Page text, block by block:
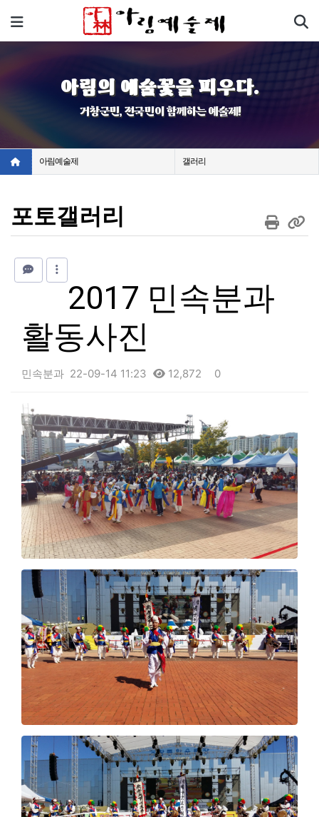
메뉴
아림의 예술꽃을 피우다.
거창군민, 전국민이 함께하는 예술제!
아림예술제 갤러리
포토갤러리
2017 민속분과
활동사진
민속분과 22-09-14 11:23 12,872 0
본문